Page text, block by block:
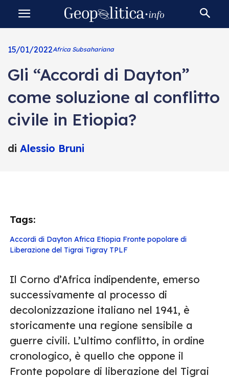
15/01/2022Africa Subsahariana
Gli “Accordi di Dayton”
come soluzione al conflitto
civile in Etiopia?
di Alessio Bruni
Tags:
Accordi di Dayton Africa Etiopia Fronte popolare di
Liberazione del Tigrai Tigray TPLF
Il Corno d’Africa indipendente, emerso
successivamente al processo di
decolonizzazione italiano nel 1941, è
storicamente una regione sensibile a
guerre civili. L’ultimo conflitto, in ordine
cronologico, è quello che oppone il
Fronte popolare di liberazione del Tigrai